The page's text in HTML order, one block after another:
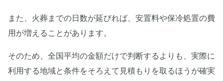
また、火葬までの日数が延びれば、安置料や保冷処置の費
用が増えることがあります。
そのため、全国平均の金額だけで判断するよりも、実際に
利用する地域と条件をそろえて見積もりを取るほうが確実